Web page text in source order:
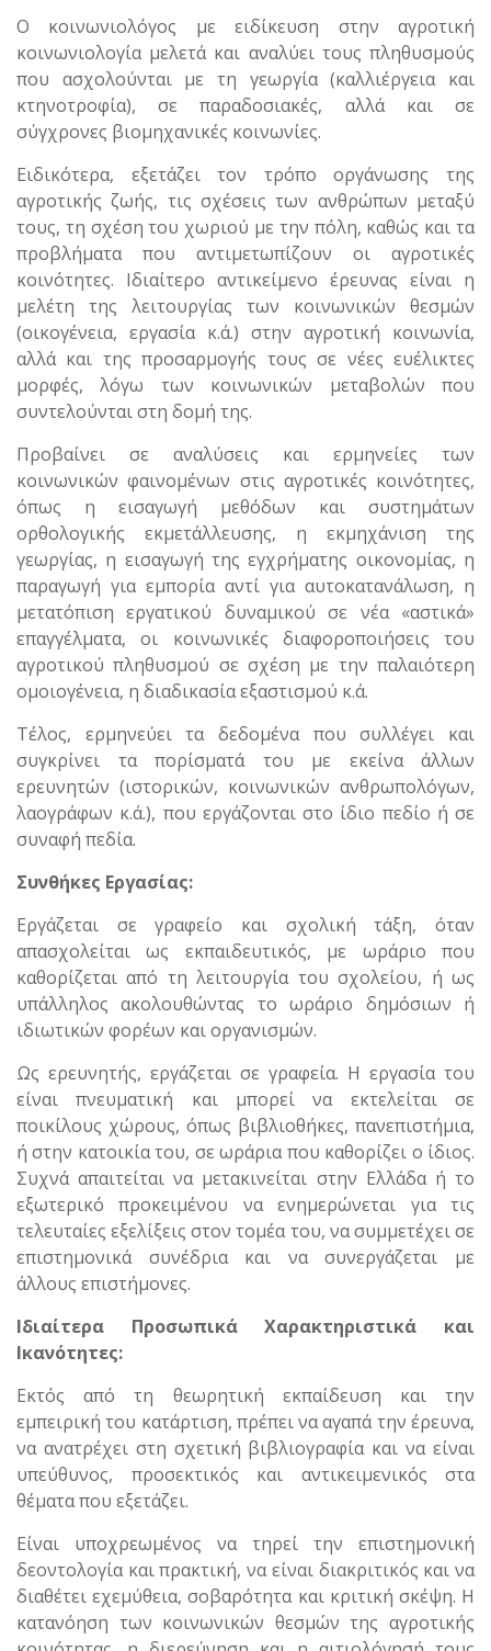
Ο κοινωνιολόγος με ειδίκευση στην αγροτική
κοινωνιολογία μελετά και αναλύει τους πληθυσμούς
που ασχολούνται με τη γεωργία (καλλιέργεια και
κτηνοτροφία), σε παραδοσιακές, αλλά και σε
σύγχρονες βιομηχανικές κοινωνίες.
Ειδικότερα, εξετάζει τον τρόπο οργάνωσης της
αγροτικής ζωής, τις σχέσεις των ανθρώπων μεταξύ
τους, τη σχέση του χωριού με την πόλη, καθώς και τα
προβλήματα που αντιμετωπίζουν οι αγροτικές
κοινότητες. Ιδιαίτερο αντικείμενο έρευνας είναι η
μελέτη της λειτουργίας των κοινωνικών θεσμών
(οικογένεια, εργασία κ.ά.) στην αγροτική κοινωνία,
αλλά και της προσαρμογής τους σε νέες ευέλικτες
μορφές, λόγω των κοινωνικών μεταβολών που
συντελούνται στη δομή της.
Προβαίνει σε αναλύσεις και ερμηνείες των
κοινωνικών φαινομένων στις αγροτικές κοινότητες,
όπως η εισαγωγή μεθόδων και συστημάτων
ορθολογικής εκμετάλλευσης, η εκμηχάνιση της
γεωργίας, η εισαγωγή της εγχρήματης οικονομίας, η
παραγωγή για εμπορία αντί για αυτοκατανάλωση, η
μετατόπιση εργατικού δυναμικού σε νέα «αστικά»
επαγγέλματα, οι κοινωνικές διαφοροποιήσεις του
αγροτικού πληθυσμού σε σχέση με την παλαιότερη
ομοιογένεια, η διαδικασία εξαστισμού κ.ά.
Τέλος, ερμηνεύει τα δεδομένα που συλλέγει και
συγκρίνει τα πορίσματά του με εκείνα άλλων
ερευνητών (ιστορικών, κοινωνικών ανθρωπολόγων,
λαογράφων κ.ά.), που εργάζονται στο ίδιο πεδίο ή σε
συναφή πεδία.
Συνθήκες Εργασίας:
Εργάζεται σε γραφείο και σχολική τάξη, όταν
απασχολείται ως εκπαιδευτικός, με ωράριο που
καθορίζεται από τη λειτουργία του σχολείου, ή ως
υπάλληλος ακολουθώντας το ωράριο δημόσιων ή
ιδιωτικών φορέων και οργανισμών.
Ως ερευνητής, εργάζεται σε γραφεία. Η εργασία του
είναι πνευματική και μπορεί να εκτελείται σε
ποικίλους χώρους, όπως βιβλιοθήκες, πανεπιστήμια,
ή στην κατοικία του, σε ωράρια που καθορίζει ο ίδιος.
Συχνά απαιτείται να μετακινείται στην Ελλάδα ή το
εξωτερικό προκειμένου να ενημερώνεται για τις
τελευταίες εξελίξεις στον τομέα του, να συμμετέχει σε
επιστημονικά συνέδρια και να συνεργάζεται με
άλλους επιστήμονες.
Ιδιαίτερα Προσωπικά Χαρακτηριστικά και
Ικανότητες:
Εκτός από τη θεωρητική εκπαίδευση και την
εμπειρική του κατάρτιση, πρέπει να αγαπά την έρευνα,
να ανατρέχει στη σχετική βιβλιογραφία και να είναι
υπεύθυνος, προσεκτικός και αντικειμενικός στα
θέματα που εξετάζει.
Είναι υποχρεωμένος να τηρεί την επιστημονική
δεοντολογία και πρακτική, να είναι διακριτικός και να
διαθέτει εχεμύθεια, σοβαρότητα και κριτική σκέψη. Η
κατανόηση των κοινωνικών θεσμών της αγροτικής